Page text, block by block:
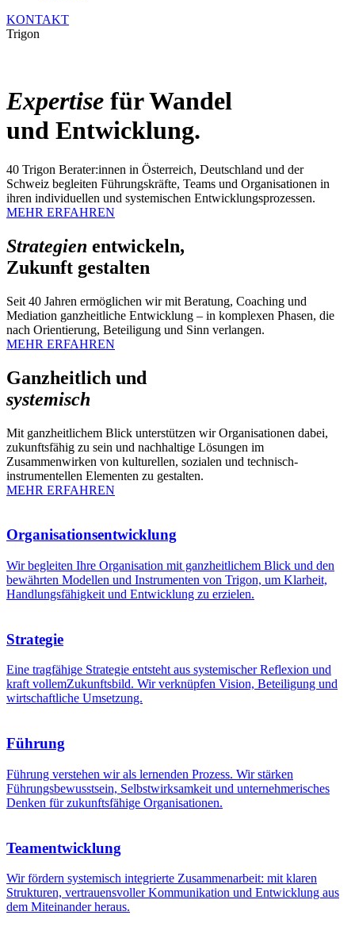
KONTAKT
Trigon
Expertise für Wandel
und Entwicklung.
40 Trigon Berater:innen in Österreich, Deutschland und der
Schweiz begleiten Führungskräfte, Teams und Organisationen in
ihren individuellen und systemischen Entwicklungsprozessen.
MEHR ERFAHREN
Strategien entwickeln,
Zukunft gestalten
Seit 40 Jahren ermöglichen wir mit Beratung, Coaching und
Mediation ganzheitliche Entwicklung – in komplexen Phasen, die
nach Orientierung, Beteiligung und Sinn verlangen.
MEHR ERFAHREN
Ganzheitlich und
systemisch
Mit ganzheitlichem Blick unterstützen wir Organisationen dabei,
zukunftsfähig zu sein und nachhaltige Lösungen im
Zusammenwirken von kulturellen, sozialen und technisch-
instrumentellen Elementen zu gestalten.
MEHR ERFAHREN
Organisationsentwicklung
Wir begleiten Ihre Organisation mit ganzheitlichem Blick und den
bewährten Modellen und Instrumenten von Trigon, um Klarheit,
Handlungsfähigkeit und Entwicklung zu erzielen.
Strategie
Eine tragfähige Strategie entsteht aus systemischer Reflexion und
kraft vollemZukunftsbild. Wir verknüpfen Vision, Beteiligung und
wirtschaftliche Umsetzung.
Führung
Führung verstehen wir als lernenden Prozess. Wir stärken
Führungsbewusstsein, Selbstwirksamkeit und unternehmerisches
Denken für zukunftsfähige Organisationen.
Teamentwicklung
Wir fördern systemisch integrierte Zusammenarbeit: mit klaren
Strukturen, vertrauensvoller Kommunikation und Entwicklung aus
dem Miteinander heraus.